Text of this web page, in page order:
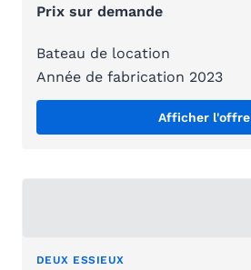
Prix sur demande
Bateau de location
Année de fabrication 2023
Afficher l'offre
DEUX ESSIEUX